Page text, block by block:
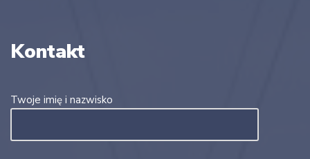
Kontakt
Twoje imię i nazwisko